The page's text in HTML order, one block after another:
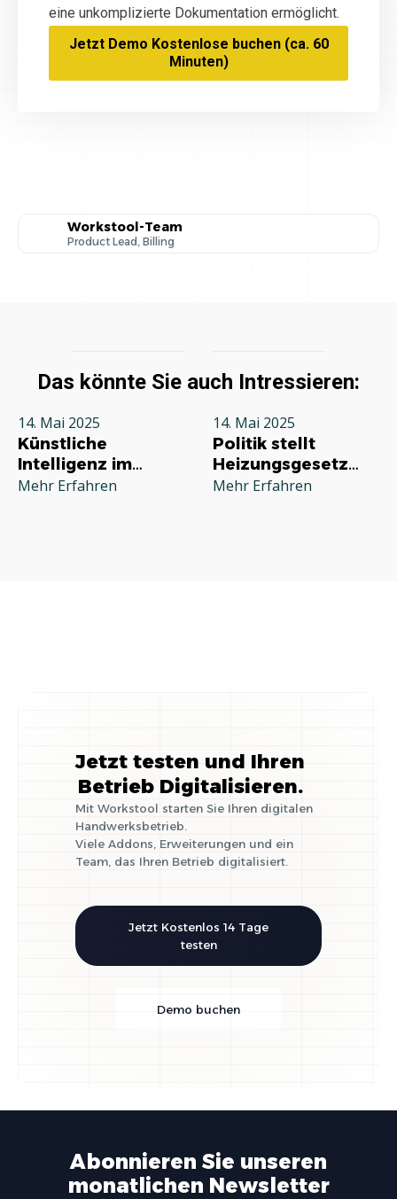
eine unkomplizierte Dokumentation ermöglicht.
Jetzt Demo Kostenlose buchen (ca. 60
Minuten)
Workstool-Team
Product Lead, Billing
Das könnte Sie auch Intressieren:
14. Mai 2025
Künstliche
Intelligenz im
Bauwesen: Die
Mehr Erfahren
14. Mai 2025
Politik stellt
Heizungsgesetz
infrage –
Mehr Erfahren
Jetzt testen und Ihren
Betrieb Digitalisieren.
Mit Workstool starten Sie Ihren digitalen
Handwerksbetrieb.
Viele Addons, Erweiterungen und ein
Team, das Ihren Betrieb digitalisiert.
Jetzt Kostenlos 14 Tage
testen
Demo buchen
Abonnieren Sie unseren
monatlichen Newsletter